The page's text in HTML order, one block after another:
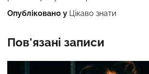
Опубліковано у Цікаво знати
Пов'язані записи